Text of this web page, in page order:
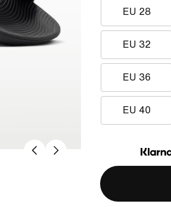
EU 28
EU 32
EU 36
EU 40